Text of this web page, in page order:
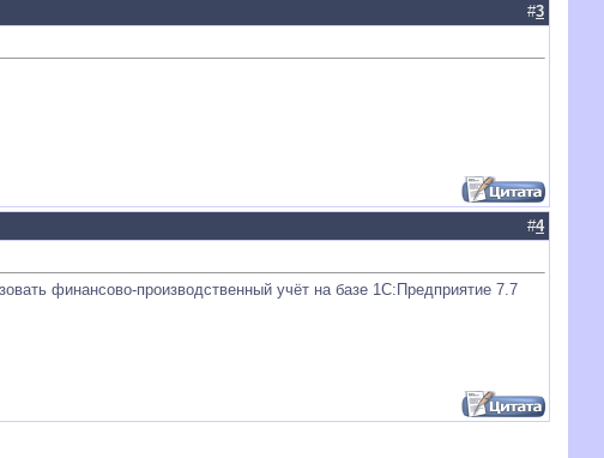
#3
#4
финансово-производственный учёт на базе 1С:Предприятие 7.7